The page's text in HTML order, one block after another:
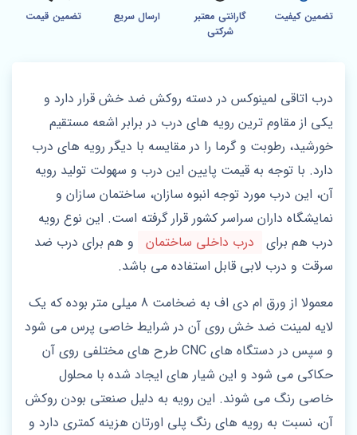
تضمین کیفیت
گارانتی معتبر
شرکتی
ارسال سریع تضمین قیمت
درب اتاقی لمینوکس در دسته روکش ضد خش قرار دارد و
یکی از مقاوم ترین رویه های درب در برابر اشعه مستقیم
خورشید، رطوبت و گرما را در مقایسه با دیگر رویه های درب
دارد. با توجه به قیمت پایین این درب و سهولت تولید رویه
آن، این درب مورد توجه انبوه سازان، ساختمان سازان و
نمایشگاه داران سراسر کشور قرار گرفته است. این نوع رویه
درب هم برای
درب داخلی ساختمان
و هم برای درب ضد
سرقت و درب لابی قابل استفاده می باشد.
معمولا از ورق ام دی اف به ضخامت 8 میلی متر بوده که یک
لایه لمینت ضد خش روی آن در شرایط خاصی پرس می شود
و سپس در دستگاه های CNC طرح های مختلفی روی آن
حکاکی می شود و این شیار های ایجاد شده با محلول
خاصی رنگ می شوند. این رویه به دلیل صنعتی بودن روکش
آن، نسبت به رویه های رنگ پلی اورتان هزینه کمتری دارد و